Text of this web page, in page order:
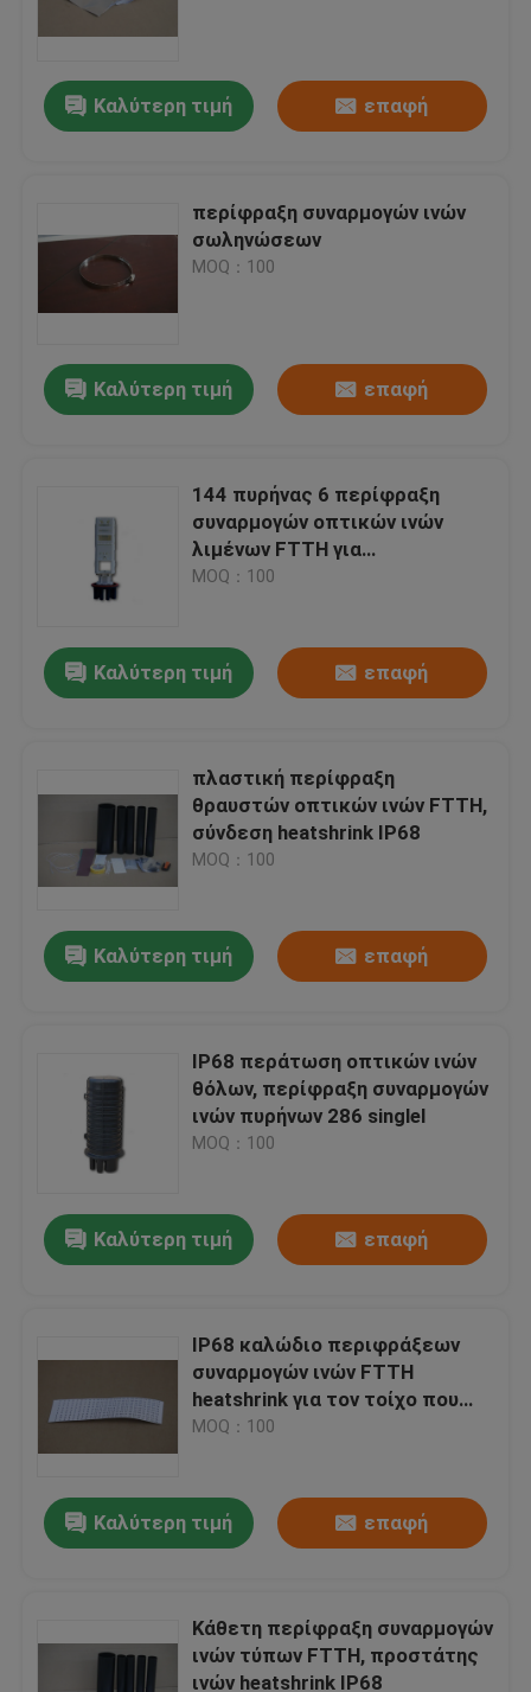
Σπίτι
Περίπου εμείς
Καλύτερη τιμή επαφή
περίφραξη συναρμογών ινών
σωληνώσεων
MOQ：100
Καλύτερη τιμή επαφή
144 πυρήνας 6 περίφραξη
συναρμογών οπτικών ινών
λιμένων FTTH για
τοποθετημένο τοίχος IP68
MOQ：100
Καλύτερη τιμή επαφή
πλαστική περίφραξη
θραυστών οπτικών ινών FTTH,
σύνδεση heatshrink IP68
MOQ：100
Καλύτερη τιμή επαφή
IP68 περάτωση οπτικών ινών
θόλων, περίφραξη συναρμογών
ινών πυρήνων 286 singlel
MOQ：100
Καλύτερη τιμή επαφή
IP68 καλώδιο περιφράξεων
συναρμογών ινών FTTH
heatshrink για τον τοίχο που
τοποθετείται
MOQ：100
Καλύτερη τιμή επαφή
Κάθετη περίφραξη συναρμογών
ινών τύπων FTTH, προστάτης
ινών heatshrink IP68